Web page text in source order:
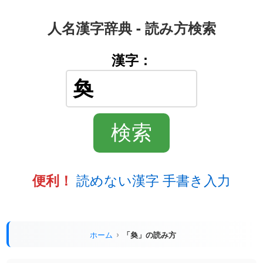
人名漢字辞典 - 読み方検索
漢字：
便利！ 読めない漢字 手書き入力
ホーム 「奐」の読み方